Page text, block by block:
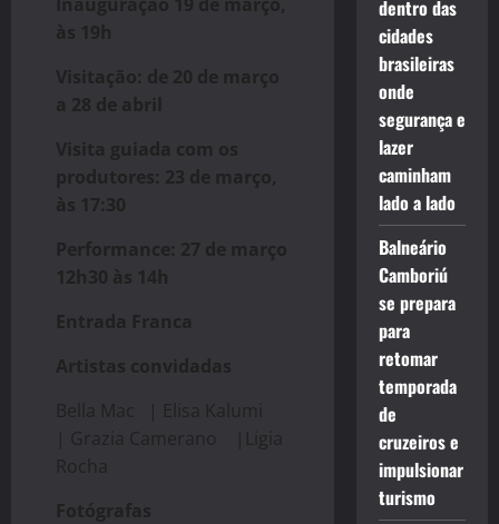
às 19h
Visitação: de 20 de março
a 28 de abril
Visita guiada com os
produtores: 23 de março,
às 17:30
Performance: 27 de março
12h30 às 14h
Entrada Franca
Artistas convidadas
Bella Mac | Elisa Kalumi
| Grazia Camerano |Ligia
Rocha
Fotógrafas
dentro das
cidades
brasileiras
onde
segurança e
lazer
caminham
lado a lado
Balneário
Camboriú
se prepara
para
retomar
temporada
de
cruzeiros e
impulsionar
turismo